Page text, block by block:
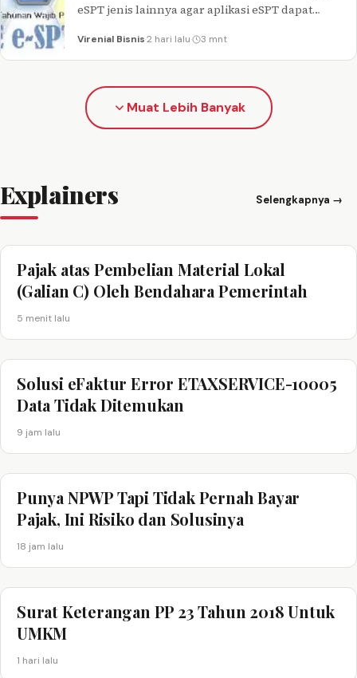
eSPT jenis lainnya agar aplikasi eSPT dapat
Virenial Bisnis·2 hari lalu· 3 mnt
Muat Lebih Banyak
Explainers Selengkapnya →
Pajak atas Pembelian Material Lokal
(Galian C) Oleh Bendahara Pemerintah
5 menit lalu
Solusi eFaktur Error ETAXSERVICE-10005
Data Tidak Ditemukan
9 jam lalu
Punya NPWP Tapi Tidak Pernah Bayar
Pajak, Ini Risiko dan Solusinya
18 jam lalu
Surat Keterangan PP 23 Tahun 2018 Untuk
UMKM
1 hari lalu